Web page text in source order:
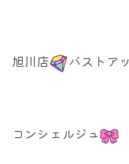
旭川店 バストア
コンシェルジュ